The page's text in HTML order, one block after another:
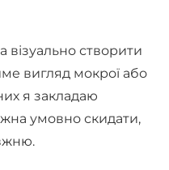
візуально створити
вигляд мокрої або
я закладаю
умовно скидати,